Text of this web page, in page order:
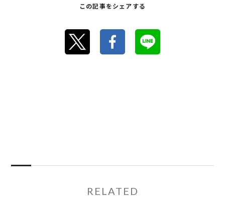
この記事をシェアする
RELATED